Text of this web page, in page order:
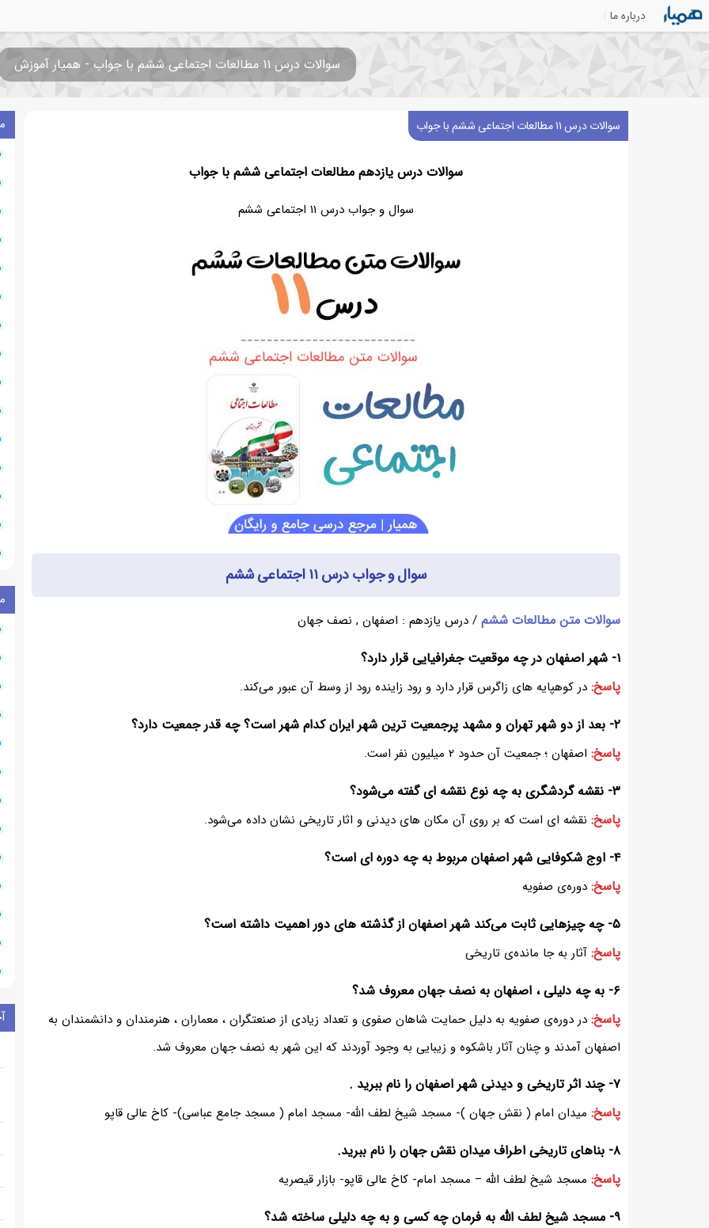
درباره ما
سوالات درس ۱۱ مطالعات اجتماعی ششم با جواب - همیار آموزش
سوالات درس ۱۱ مطالعات اجتماعی ششم با جواب
سوالات درس یازدهم مطالعات اجتماعی ششم با جواب
سوال و جواب درس ۱۱ اجتماعی ششم
سوال و جواب درس ۱۱ اجتماعی ششم
سوالات متن مطالعات ششم / درس یازدهم : اصفهان , نصف جهان
۱- شهر اصفهان در چه موقعیت جغرافیایی قرار دارد؟
پاسخ: در کوهپایه های زاگرس قرار دارد و رود زاینده رود از وسط آن عبور می‌‌کند.
۲- بعد از دو شهر تهران و مشهد پرجمعیت ترین شهر ایران کدام شهر است؟ چه قدر جمعیت دارد؟
پاسخ: اصفهان ؛ جمعیت آن حدود ۲ میلیون نفر است.
۳- نقشه گردشگری به چه نوع نقشه ای گفته می‌‌شود؟
پاسخ: نقشه ای است که بر روی آن مکان های دیدنی و اثار تاریخی نشان داده می‌‌شود.
۴- اوج شکوفایی شهر اصفهان مربوط به چه دوره ای است؟
پاسخ: دوره‌ی صفویه
۵- چه چیزهایی ثابت می‌‌کند شهر اصفهان از گذشته های دور اهمیت داشته است؟
پاسخ: آثار به جا مانده‌ی تاریخی
۶- به چه دلیلی ، اصفهان به نصف جهان معروف شد؟
پاسخ: در دوره‌ی صفویه به دلیل حمایت شاهان صفوی و تعداد زیادی از صنعتگران ، معماران ، هنرمندان و دانشمندان به
اصفهان آمدند و چنان آثار باشکوه و زیبایی به وجود آوردند که این شهر به نصف جهان معروف شد.
۷- چند اثر تاریخی و دیدنی شهر اصفهان را نام ببرید .
پاسخ: میدان امام ( نقش جهان )- مسجد شیخ لطف الله- مسجد امام ( مسجد جامع عباسی)- کاخ عالی قاپو
۸- بناهای تاریخی اطراف میدان نقش جهان را نام ببرید.
پاسخ: مسجد شیخ لطف الله – مسجد امام- کاخ عالی قاپو- بازار قیصریه
۹- مسجد شیخ لطف الله به فرمان چه کسی و به چه دلیلی ساخته شد؟